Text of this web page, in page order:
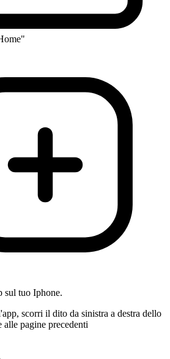
sul tuo Iphone.
scorri il dito da sinistra a destra dello
alle pagine precedenti